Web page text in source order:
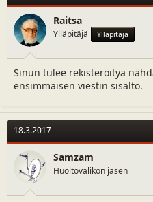
Raitsa
Ylläpitäjä Ylläpitäjä
Sinun tulee rekisteröityä
ensimmäisen viestin sisältö.
18.3.2017
Samzam
Huoltovalikon jäsen